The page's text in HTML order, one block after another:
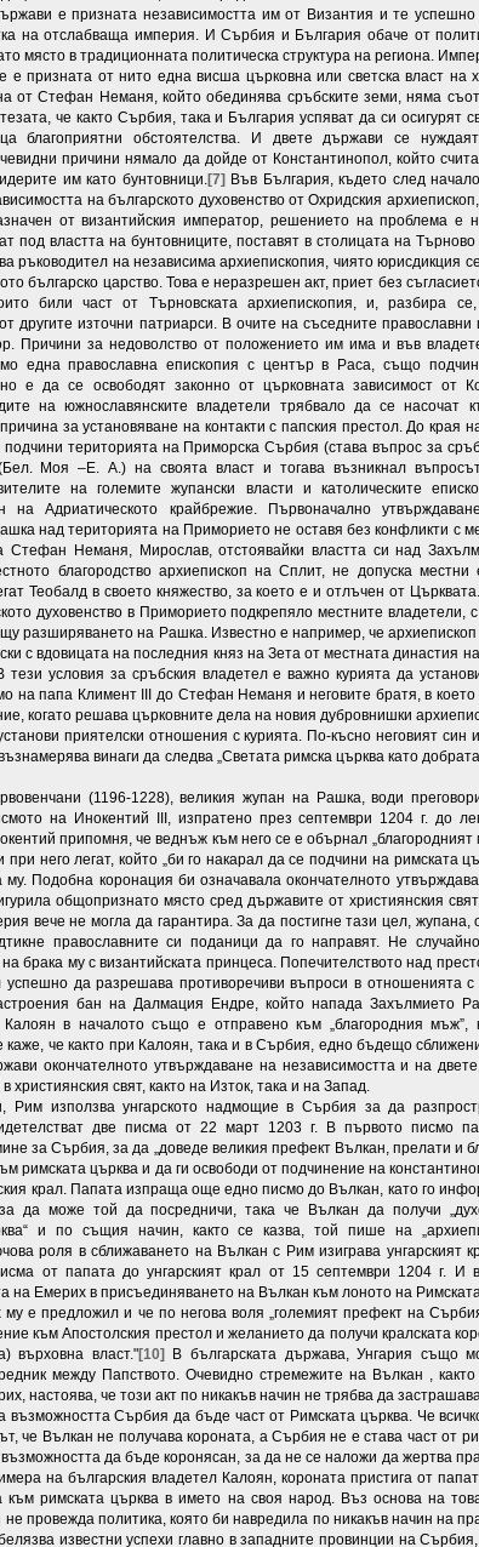
е призната независимостта им от Византия и те успешно
на отслабваща империя. И Сърбия и България обаче от
място в традиционната политическа структура на региона.
е призната от нито една висша църковна или светска власт на
от Стефан Неманя, който обединява сръбските земи, няма
че както Сърбия, така и България успяват да си осигурят
благоприятни обстоятелства. И двете държави се
причини нямало да дойде от Константинопол, който
им като бунтовници.[7] Във България, където след
на българското духовенство от Охридския
от византийския император, решението на проблема е
под властта на бунтовниците, поставят в столицата на
ръководител на независима архиепископия, чиято юрисдикция
българско царство. Това е неразрешен акт, приет без
били част от Търновската архиепископия, и, разбира
другите източни патриарси. В очите на съседните православни
Причини за недоволство от положението им има и във
една православна епископия с център в Раса, също
е да се освободят законно от църковната зависимост от
на южнославянските владетели трябвало да се насочат
за установяване на контакти с папския престол. До края
територията на Приморска Сърбия (става въпрос за
Моя –Е. А.) на своята власт и тогава възникнал
на големите жупански власти и католическите
на Адриатическото крайбрежие. Първоначално
над територията на Приморието не оставя без конфликти с
Стефан Неманя, Мирослав, отстоявайки властта си над
благородство архиепископ на Сплит, не допуска местни
Теобалд в своето княжество, за което е и отлъчен от
духовенство в Приморието подкрепяло местните владетели,
разширяването на Рашка. Известно е например, че архиепископ
с вдовицата на последния княз на Зета от местната династия
условия за сръбския владетел е важно курията да
на папа Климент III до Стефан Неманя и неговите братя, в което
когато решава църковните дела на новия дубровнишки
приятелски отношения с курията. По-късно неговият син
винаги да следва „Светата римска църква като
(1196-1228), великия жупан на Рашка, води
на Инокентий III, изпратено през септември 1204 г. до
припомня, че веднъж към него се е обърнал „благородният
него легат, който „би го накарал да се подчини на римската
му. Подобна коронация би означавала окончателното
общопризнато място сред държавите от християнския
вече не могла да гарантира. За да постигне тази цел, жупана,
православните си поданици да го направят. Не
брака му с византийската принцеса. Попечителството над
успешно да разрешава противоречиви въпроси в отношенията с
бан на Далмация Ендре, който напада Захълмието
в началото също е отправено към „благородния мъж”,
че както при Калоян, така и в Сърбия, едно бъдещо
окончателното утвърждаване на независимостта и на
християнския свят, както на Изток, така и на Запад.
Рим използва унгарското надмощие в Сърбия за да
две писма от 22 март 1203 г. В първото писмо
за Сърбия, за да „доведе великия префект Вълкан, прелати и
римската църква и да ги освободи от подчинение на
крал. Папата изпраща още едно писмо до Вълкан, като го
да може той да посредничи, така че Вълкан да получи
и по същия начин, както се казва, той пише на
роля в сближаването на Вълкан с Рим изиграва унгарският
от папата до унгарският крал от 15 септември 1204 г. И
на Емерих в присъединяването на Вълкан към лоното на
му е предложил и че по негова воля „големият префект на
към Апостолския престол и желанието да получи кралската
върховна власт."[10]
В българската държава, Унгария също
между Папството. Очевидно стремежите на Вълкан ,
настоява, че този акт по никакъв начин не трябва да
Сърбия да бъде част от Римската църква. Че
че Вълкан не получава короната, а Сърбия не е става част от
да бъде коронясан, за да не се наложи да жертва
на българския владетел Калоян, короната пристига от
към римската църква в името на своя народ. Въз основа на
провежда политика, която би навредила по никакъв начин на
известни успехи главно в западните провинции на